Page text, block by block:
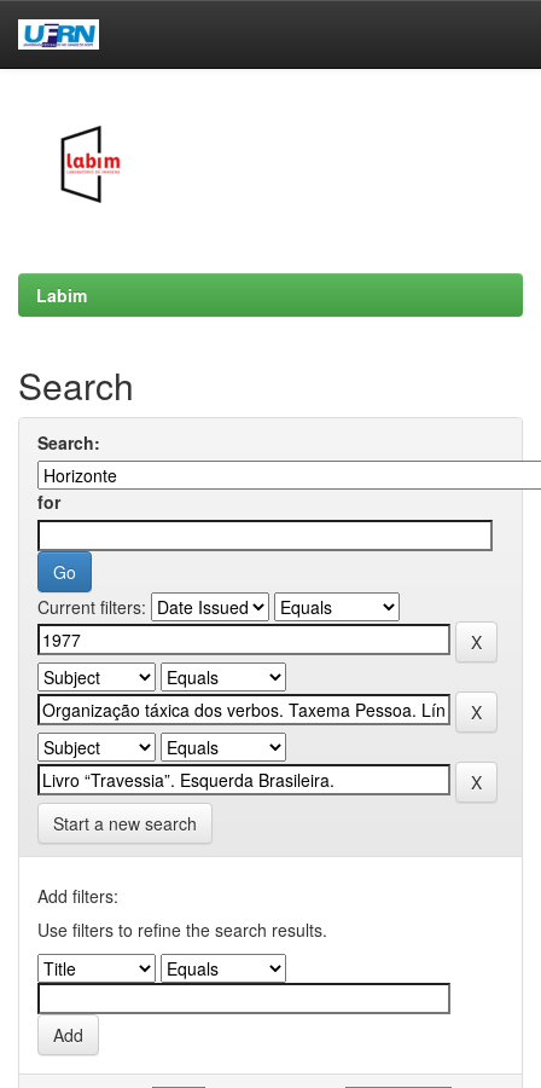
Labim
Search
Search:
for
Current filters:
Start a new search
Add filters:
Use filters to refine the search results.